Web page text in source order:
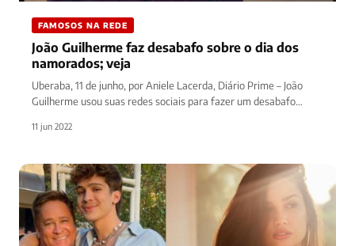
FAMOSOS NA REDE
João Guilherme faz desabafo sobre o dia dos
namorados; veja
Uberaba, 11 de junho, por Aniele Lacerda, Diário Prime – João
Guilherme usou suas redes sociais para fazer um desabafo…
11 jun 2022